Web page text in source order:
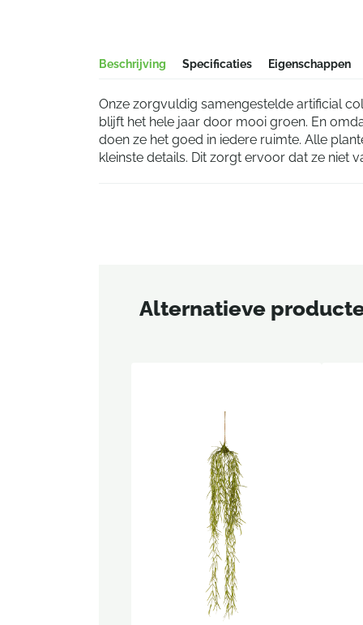
Beschrijving Specificaties Eigenschappen
Onze zorgvuldig samengestelde artificial
blijft het hele jaar door mooi groen. En
doen ze het goed in iedere ruimte. Alle
kleinste details. Dit zorgt ervoor dat ze niet
Alternatieve